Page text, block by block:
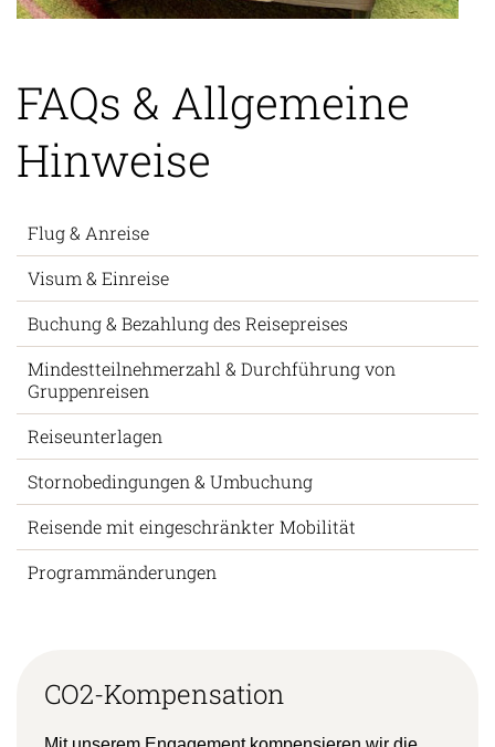
FAQs & Allgemeine
Hinweise
Flug & Anreise
Visum & Einreise
Buchung & Bezahlung des Reisepreises
Mindestteilnehmerzahl & Durchführung von
Gruppenreisen
Reiseunterlagen
Stornobedingungen & Umbuchung
Reisende mit eingeschränkter Mobilität
Programmänderungen
CO2-Kompensation